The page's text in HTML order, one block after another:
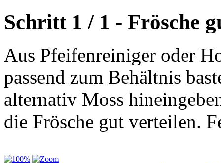
Schritt 1 / 1 - Frösche
Aus Pfeifenreiniger oder
passend zum Behältnis
alternativ Moss
die Frösche gut verteilen.